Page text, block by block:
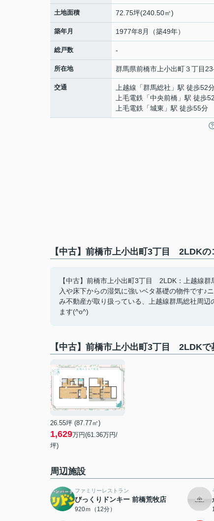
土地面積 72.75坪(240.50㎡)
築年月 1977年8月（築49年）
総戸数 -
所在地 群馬県前橋市 上小出町３丁目
交通 上越線 「群馬総社 」駅 徒歩52
上毛電鉄 「中央前橋 」駅 徒歩
上毛電鉄 「城東 」駅 徒歩55分
【中古】前橋市上小出町3丁目 2LDK
【中古】前橋市上小出町3丁目 2LDK：上越線
入や床下からの湿気に強いベタ基礎の物件です♪
み不動産が取り扱っている、上越線群馬総社周
ます(^o^)
【中古】前橋市上小出町3丁目 2LDKで
26.55坪 (87.77㎡)
1,629万円(61.36万円/
坪)
周辺施設
ファミリーレストラン
びっくりドンキー 前橋荒牧店
920ｍ（12分）